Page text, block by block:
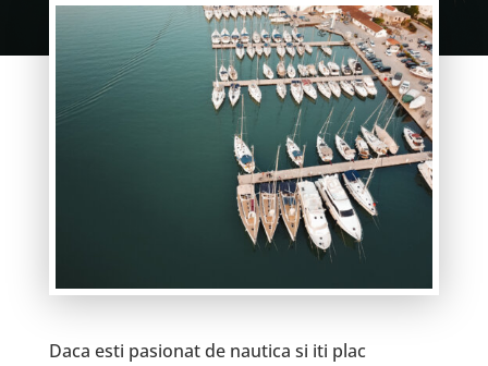
Daca esti pasionat de nautica si iti plac